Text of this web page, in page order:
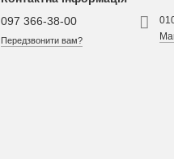
097 366-38-00
Передзвонити вам?